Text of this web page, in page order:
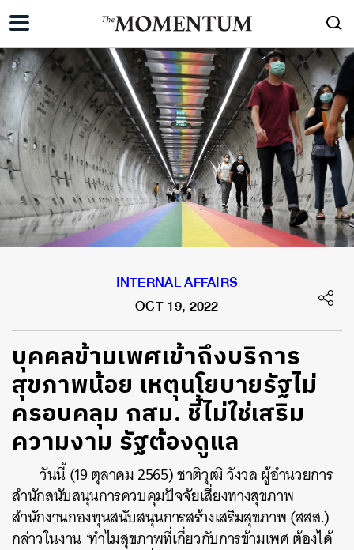
INTERNAL AFFAIRS
OCT 19, 2022
บุคคลข้ามเพศเข้าถึงบริการ
สุขภาพน้อย เหตุนโยบายรัฐไม่
ครอบคลุม กสม. ชี้ไม่ใช่เสริม
ความงาม รัฐต้องดูแล
วันนี้ (19 ตุลาคม 2565) ชาติวุฒิ วังวล ผู้อำนวยการ
สำนักสนับสนุนการควบคุมปัจจัยเสี่ยงทางสุขภาพ
สำนักงานกองทุนสนับสนุนการสร้างเสริมสุขภาพ (สสส.)
กล่าวในงาน ‘ทำไมสุขภาพที่เกี่ยวกับการข้ามเพศ ต้องได้